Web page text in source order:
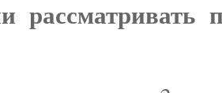
рассматривать